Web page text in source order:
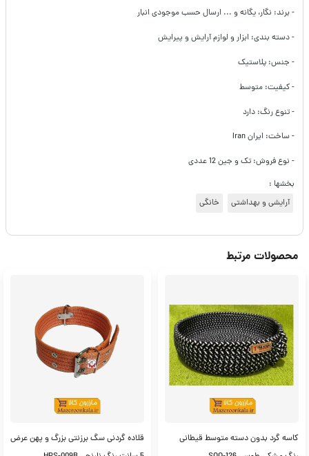
- برند: نگار، یگانه و ... ارسال حسب موجودی انبار
- دسته بندی: ابزار و لوازم آرایش و پیرایش
- جنس: پلاستیک
- کیفیت: متوسط
- تنوع رنگ:‌ دارد
- ساخت: ایران Iran
- نوع فروش: تک و جین 12 عددی
بخشها :
آرایشی و بهداشتی
خانگی
محصولات مرتبط
کاسه گرد بدون دسته متوسط قیطانی
قلاده گردنی سگ برزنتی بزرگ و پهن عرض